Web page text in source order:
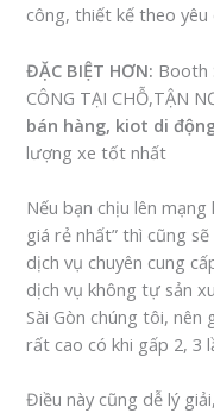
công, thiết kế theo yêu
ĐẶC BIỆT HƠN: Booth
CÔNG TẠI CHỖ,TẬN
bán hàng, kiot di
lượng xe tốt nhất
Nếu bạn chịu lên
giá rẻ nhất” thì cũng
dịch vụ chuyên cung
dịch vụ không tự sản
Sài Gòn chúng tôi, nên
rất cao có khi gấp 2, 3
Điều này cũng dễ lý